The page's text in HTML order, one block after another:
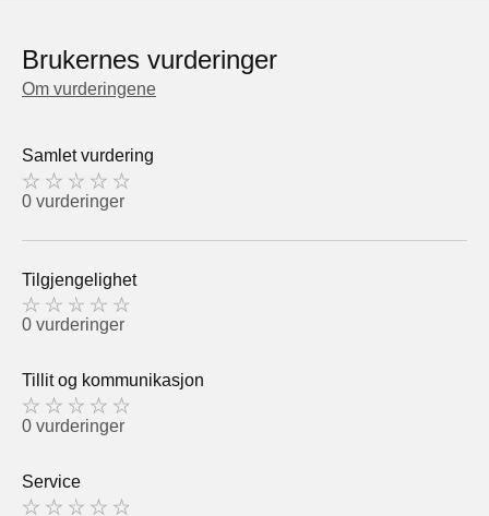
Brukernes vurderinger
Om vurderingene
Samlet vurdering
0 vurderinger
Tilgjengelighet
0 vurderinger
Tillit og kommunikasjon
0 vurderinger
Service